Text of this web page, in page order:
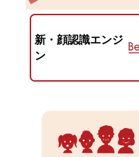
新・顔認識エンジ
ン